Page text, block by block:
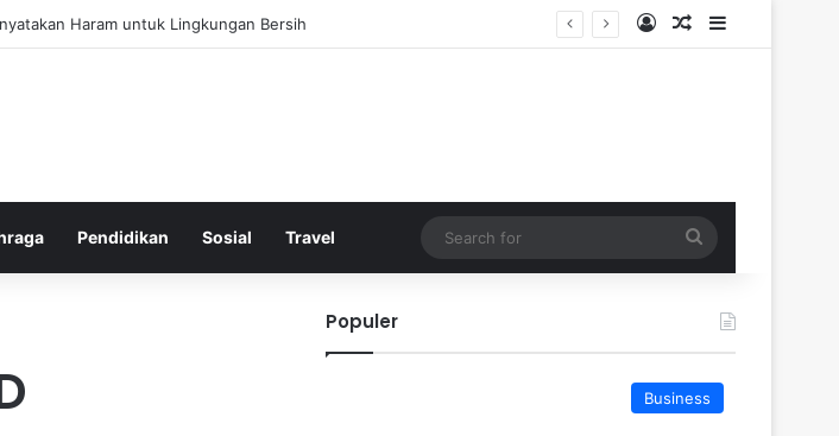
Kembali di Timnya Log InRandom Article
Sidebar
Pendidikan Sosial Travel
for
Populer
Business